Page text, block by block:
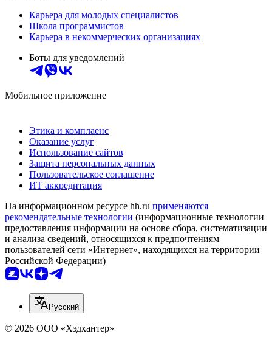
Карьера для молодых специалистов
Школа программистов
Карьера в некоммерческих организациях
Боты для уведомлений
Мобильное приложение
Этика и комплаенс
Оказание услуг
Использование сайтов
Защита персональных данных
Пользовательское соглашение
ИТ аккредитация
На информационном ресурсе hh.ru применяются
рекомендательные технологии (информационные технологии
предоставления информации на основе сбора, систематизации
и анализа сведений, относящихся к предпочтениям
пользователей сети «Интернет», находящихся на территории
Российской Федерации)
Русский
© 2026 ООО «Хэдхантер»